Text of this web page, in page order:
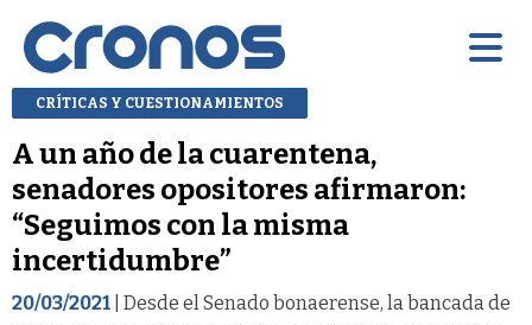
CRÍTICAS Y CUESTIONAMIENTOS
A un año de la cuarentena,
senadores opositores afirmaron:
“Seguimos con la misma
incertidumbre”
20/03/2021 | Desde el Senado bonaerense, la bancada de